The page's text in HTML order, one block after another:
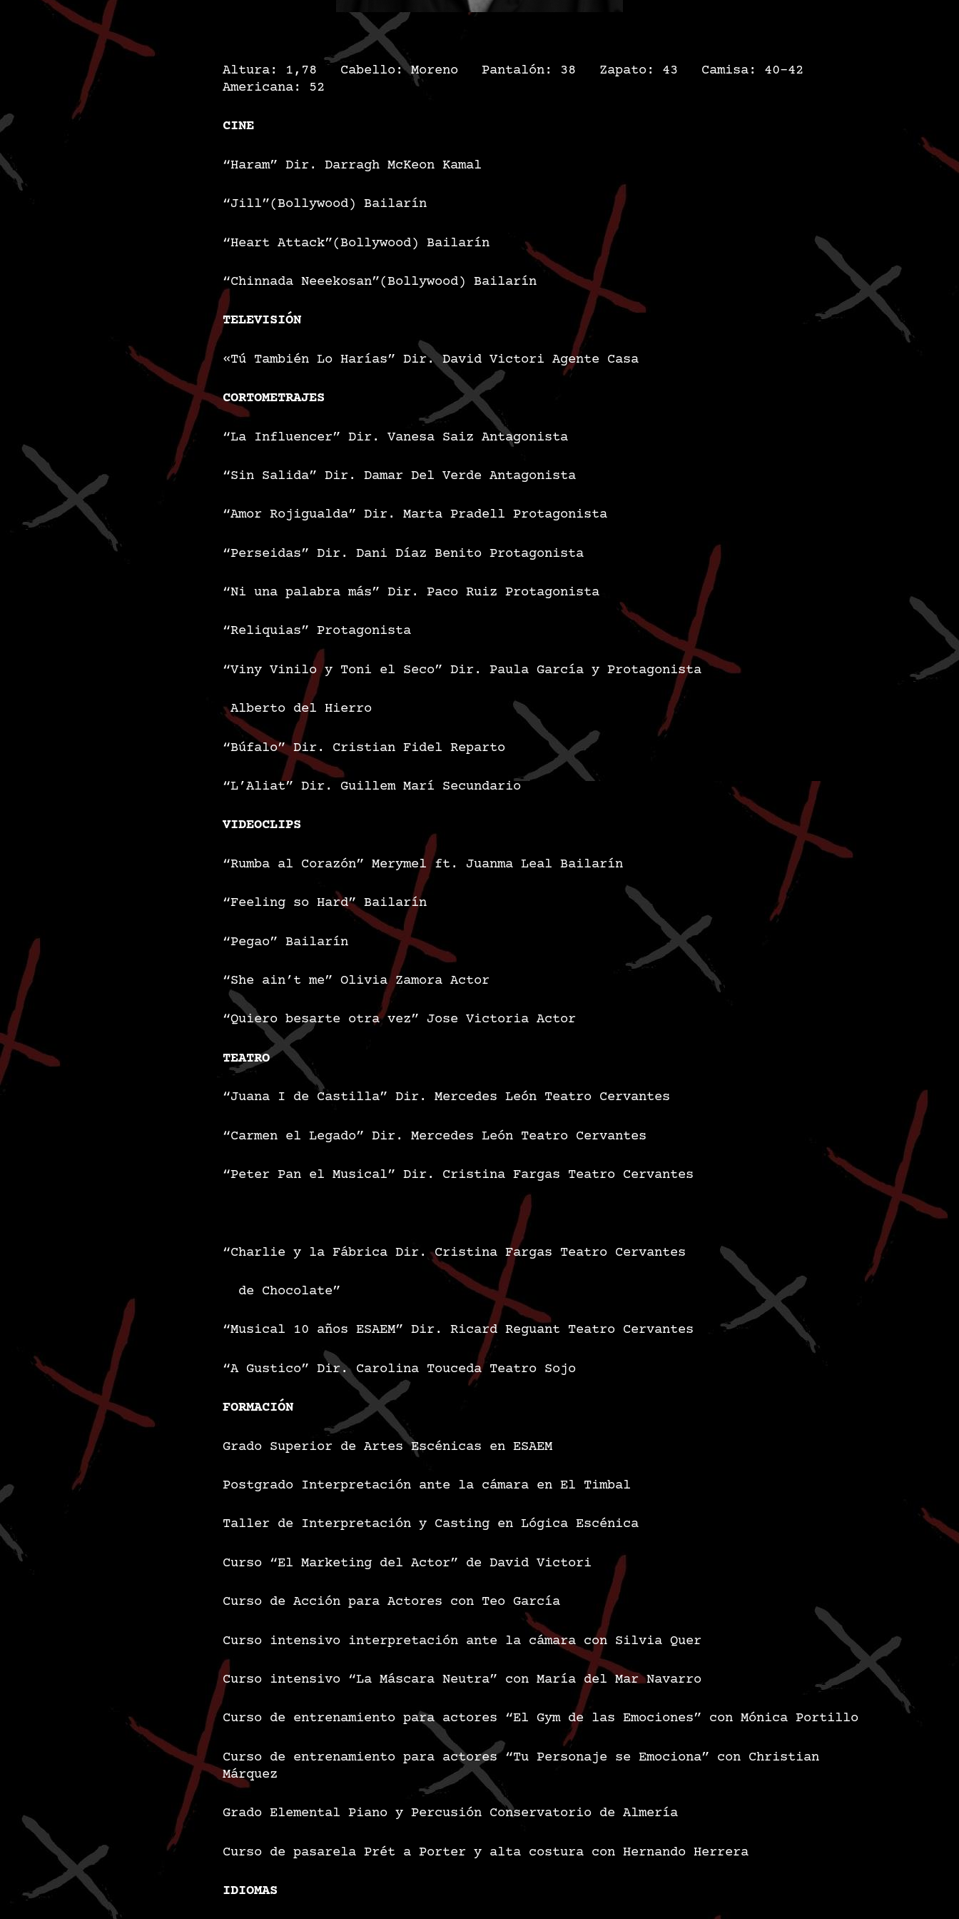
Altura: 1,78 Cabello: Moreno Pantalón: 38 Zapato: 43 Camisa: 40-42
Americana: 52
CINE
“Haram” Dir. Darragh McKeon Kamal
“Jill”(Bollywood) Bailarín
“Heart Attack”(Bollywood) Bailarín
“Chinnada Neeekosan”(Bollywood) Bailarín
TELEVISIÓN
«Tú También Lo Harías” Dir. David Victori Agente Casa
CORTOMETRAJES
“La Influencer” Dir. Vanesa Saiz Antagonista
“Sin Salida” Dir. Damar Del Verde Antagonista
“Amor Rojigualda” Dir. Marta Pradell Protagonista
“Perseidas” Dir. Dani Díaz Benito Protagonista
“Ni una palabra más” Dir. Paco Ruiz Protagonista
“Reliquias” Protagonista
“Viny Vinilo y Toni el Seco” Dir. Paula García y Protagonista
Alberto del Hierro
“Búfalo” Dir. Cristian Fidel Reparto
“L’Aliat” Dir. Guillem Marí Secundario
VIDEOCLIPS
“Rumba al Corazón” Merymel ft. Juanma Leal Bailarín
“Feeling so Hard” Bailarín
“Pegao” Bailarín
“She ain’t me” Olivia Zamora Actor
“Quiero besarte otra vez” Jose Victoria Actor
TEATRO
“Juana I de Castilla” Dir. Mercedes León Teatro Cervantes
“Carmen el Legado” Dir. Mercedes León Teatro Cervantes
“Peter Pan el Musical” Dir. Cristina Fargas Teatro Cervantes
“Charlie y la Fábrica Dir. Cristina Fargas Teatro Cervantes
de Chocolate”
“Musical 10 años ESAEM” Dir. Ricard Reguant Teatro Cervantes
“A Gustico” Dir. Carolina Touceda Teatro Sojo
FORMACIÓN
Grado Superior de Artes Escénicas en ESAEM
Postgrado Interpretación ante la cámara en El Timbal
Taller de Interpretación y Casting en Lógica Escénica
Curso “El Marketing del Actor” de David Victori
Curso de Acción para Actores con Teo García
Curso intensivo interpretación ante la cámara con Silvia Quer
Curso intensivo “La Máscara Neutra” con María del Mar Navarro
Curso de entrenamiento para actores “El Gym de las Emociones” con Mónica Portillo
Curso de entrenamiento para actores “Tu Personaje se Emociona” con Christian
Márquez
Grado Elemental Piano y Percusión Conservatorio de Almería
Curso de pasarela Prét a Porter y alta costura con Hernando Herrera
IDIOMAS